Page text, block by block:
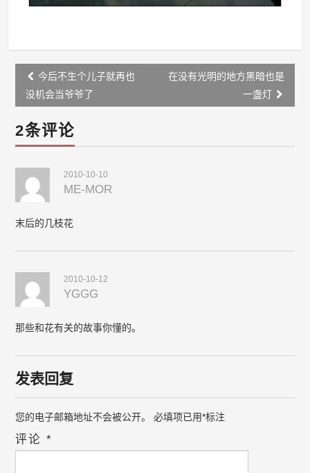
Post
navigation
今后不生个儿子就再也
没机会当爷爷了
在没有光明的地方黑暗也是
一盏灯
2条评论
2010-10-10
ME-MOR
末后的几枝花
2010-10-12
YGGG
那些和花有关的故事你懂的。
发表回复
您的电子邮箱地址不会被公开。 必填项已用*标注
评论*